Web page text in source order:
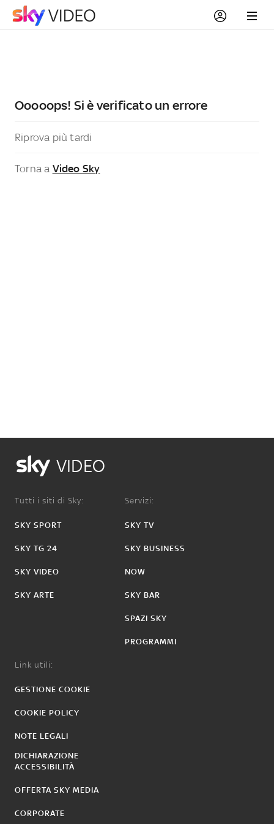
Ooooops! Si è verificato un errore
Riprova più tardi
Torna a Video Sky
VIDEO
Tutti i siti di Sky:
SKY SPORT
SKY TG 24
SKY VIDEO
SKY ARTE
Servizi:
SKY TV
SKY BUSINESS
NOW
SKY BAR
SPAZI SKY
PROGRAMMI
Link utili:
GESTIONE COOKIE
COOKIE POLICY
NOTE LEGALI
DICHIARAZIONE
ACCESSIBILITÀ
OFFERTA SKY MEDIA
CORPORATE